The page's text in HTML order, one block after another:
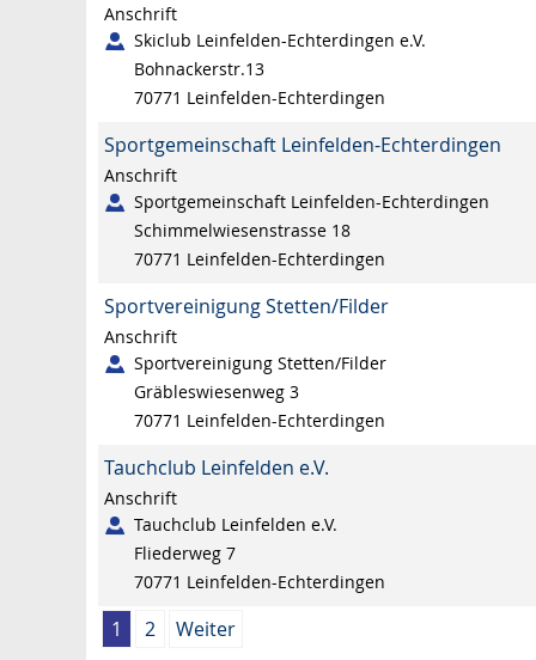
Anschrift
Skiclub Leinfelden-Echterdingen e.V.
Bohnackerstr.13
70771 Leinfelden-Echterdingen
Sportgemeinschaft Leinfelden-Echterdingen
Anschrift
Sportgemeinschaft Leinfelden-Echterdingen
Schimmelwiesenstrasse 18
70771 Leinfelden-Echterdingen
Sportvereinigung Stetten/Filder
Anschrift
Sportvereinigung Stetten/Filder
Gräbleswiesenweg 3
70771 Leinfelden-Echterdingen
Tauchclub Leinfelden e.V.
Anschrift
Tauchclub Leinfelden e.V.
Fliederweg 7
70771 Leinfelden-Echterdingen
1 2 Weiter